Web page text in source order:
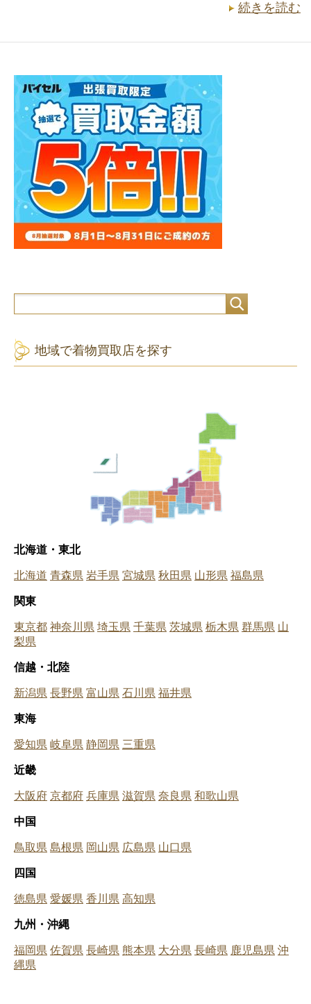
続きを読む
地域で着物買取店を探す
北海道・東北
北海道 青森県 岩手県 宮城県 秋田県 山形県 福島県
関東
東京都 神奈川県 埼玉県 千葉県 茨城県 栃木県 群馬県 山
梨県
信越・北陸
新潟県 長野県 富山県 石川県 福井県
東海
愛知県 岐阜県 静岡県 三重県
近畿
大阪府 京都府 兵庫県 滋賀県 奈良県 和歌山県
中国
鳥取県 島根県 岡山県 広島県 山口県
四国
徳島県 愛媛県 香川県 高知県
九州・沖縄
福岡県 佐賀県 長崎県 熊本県 大分県 長崎県 鹿児島県 沖
縄県